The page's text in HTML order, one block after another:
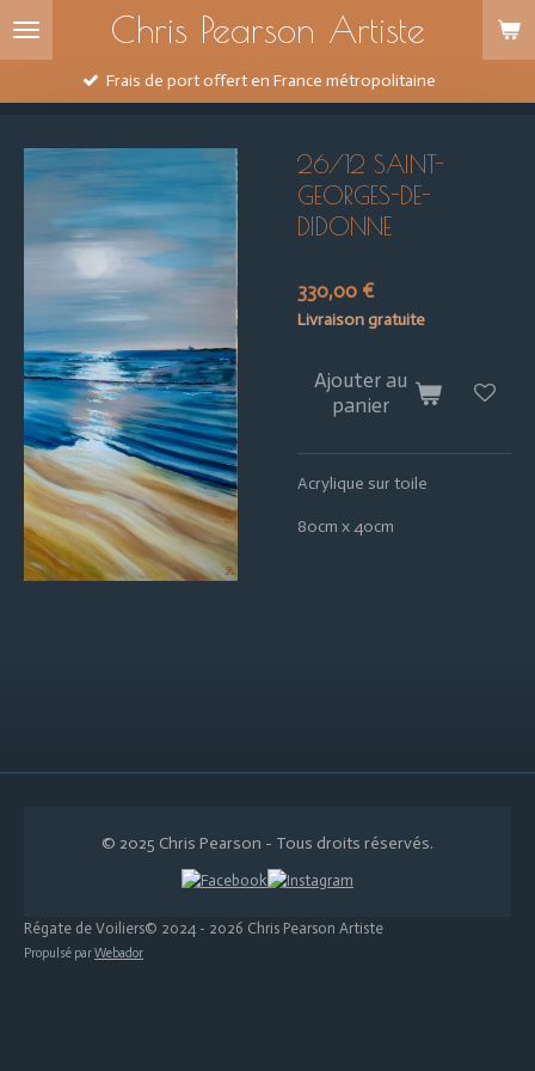
Passer
principal
Chris Pearson Artiste
offert en France métropolitaine
26/12 SAINT-
GEORGES-DE-
DIDONNE
330,00 €
Livraison gratuite
Ajouter au
panier
Acrylique sur toile
80cm x 40cm
© 2025 Chris Pearson - Tous droits réservés.
Régate de Voiliers© 2024 - 2026 Chris Pearson Artiste
Propulsé parWebador